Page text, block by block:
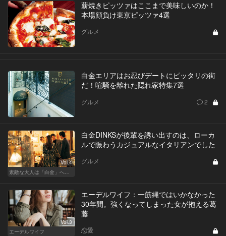
薪焼きピッツァはここまで美味しいのか！
本場顔負け東京ピッツァ4選
グルメ
白金エリアはお忍びデートにピッタリの街
だ！喧騒を離れた隠れ家特集7選
グルメ 2
Vol.4
素敵な大人は「白金」へ後輩を誘う
白金DINKSが後輩を誘い出すのは、ローカ
ルで賑わうカジュアルなイタリアンでした
グルメ
Vol.3
エーデルワイフ
エーデルワイフ：一筋縄ではいかなかった
30年間。強くなってしまった女が抱える葛
藤
恋愛